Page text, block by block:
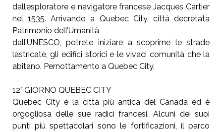
dall’esploratore e navigatore francese Jacques Cartier
nel 1535.Arrivando a Quebec City, città decretata
Patrimonio dell’Umanità
dall’UNESCO, potrete iniziare a scoprirne le strade
lastricate, gli edifici storici e le vivaci comunità che la
abitano. Pernottamento a Quebec City.
12° GIORNO QUEBEC CITY
Quebec City è la città più antica del Canada ed è
orgogliosa delle sue radici francesi. Alcuni dei suoi
punti più spettacolari sono le fortificazioni, il parco